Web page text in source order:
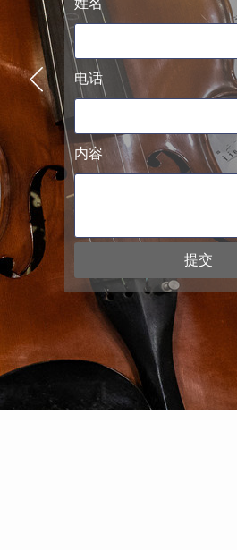
姓名
电话
内容
提交